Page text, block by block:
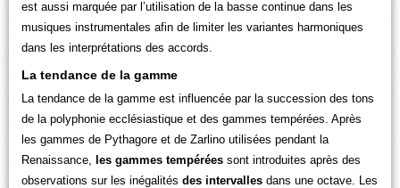
est aussi marquée par l’utilisation de la basse continue dans les
musiques instrumentales afin de limiter les variantes harmoniques
dans les interprétations des accords.
La tendance de la gamme
La tendance de la gamme est influencée par la succession des tons
de la polyphonie ecclésiastique et des gammes tempérées. Après
les gammes de Pythagore et de Zarlino utilisées pendant la
Renaissance,les gammes tempéréessont introduites après des
observations sur les inégalitésdes intervalles dans une octave. Les